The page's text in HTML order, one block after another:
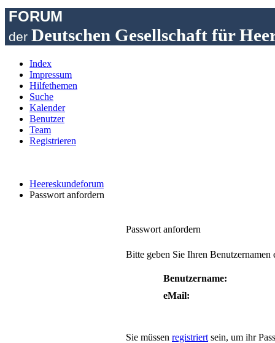
FORUM
der Deutschen Gesellschaft für
Index
Impressum
Hilfethemen
Suche
Kalender
Benutzer
Team
Registrieren
Heereskundeforum
Passwort anfordern
Passwort anfordern
Bitte geben Sie Ihren Benutzernamen
Benutzername:
eMail:
Sie müssen registriert sein, um ihr